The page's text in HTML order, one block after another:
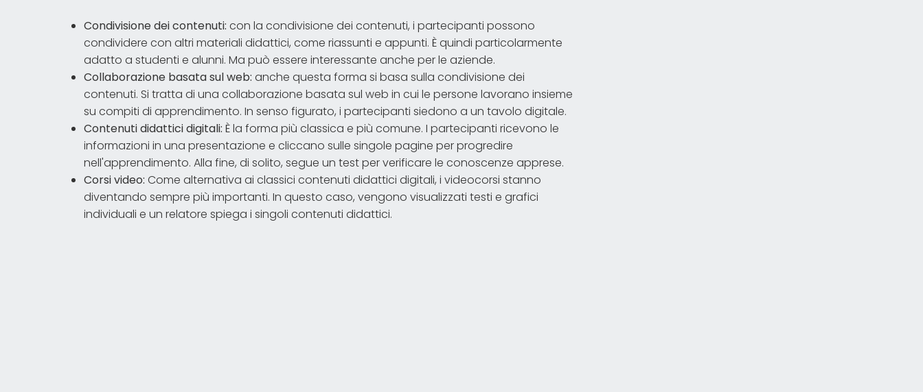
Condivisione dei contenuti: con la condivisione dei contenuti, i partecipanti possono
condividere con altri materiali didattici, come riassunti e appunti. È quindi particolarmente
adatto a studenti e alunni. Ma può essere interessante anche per le aziende.
Collaborazione basata sul web: anche questa forma si basa sulla condivisione dei
contenuti. Si tratta di una collaborazione basata sul web in cui le persone lavorano insieme
su compiti di apprendimento. In senso figurato, i partecipanti siedono a un tavolo digitale.
Contenuti didattici digitali: È la forma più classica e più comune. I partecipanti ricevono le
informazioni in una presentazione e cliccano sulle singole pagine per progredire
nell'apprendimento. Alla fine, di solito, segue un test per verificare le conoscenze apprese.
Corsi video: Come alternativa ai classici contenuti didattici digitali, i videocorsi stanno
diventando sempre più importanti. In questo caso, vengono visualizzati testi e grafici
individuali e un relatore spiega i singoli contenuti didattici.